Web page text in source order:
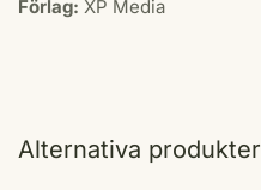
Förlag: XP Media
Alternativa produkter